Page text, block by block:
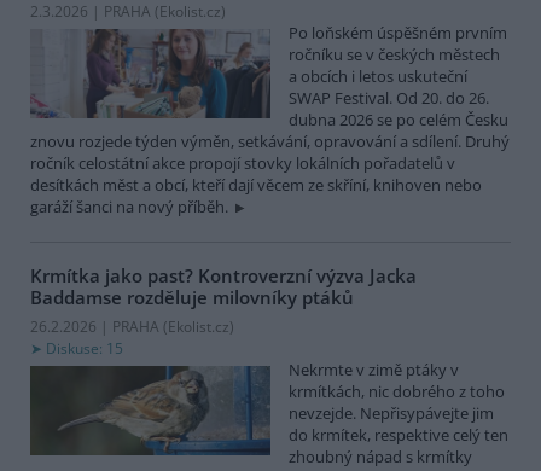
2.3.2026 | PRAHA (Ekolist.cz)
Po loňském úspěšném prvním
ročníku se v českých městech
a obcích i letos uskuteční
SWAP Festival. Od 20. do 26.
dubna 2026 se po celém Česku
znovu rozjede týden výměn, setkávání, opravování a sdílení. Druhý
ročník celostátní akce propojí stovky lokálních pořadatelů v
desítkách měst a obcí, kteří dají věcem ze skříní, knihoven nebo
garáží šanci na nový příběh.
Krmítka jako past? Kontroverzní výzva Jacka
Baddamse rozděluje milovníky ptáků
26.2.2026 | PRAHA (Ekolist.cz)
Diskuse: 15
Nekrmte v zimě ptáky v
krmítkách, nic dobrého z toho
nevzejde. Nepřisypávejte jim
do krmítek, respektive celý ten
zhoubný nápad s krmítky